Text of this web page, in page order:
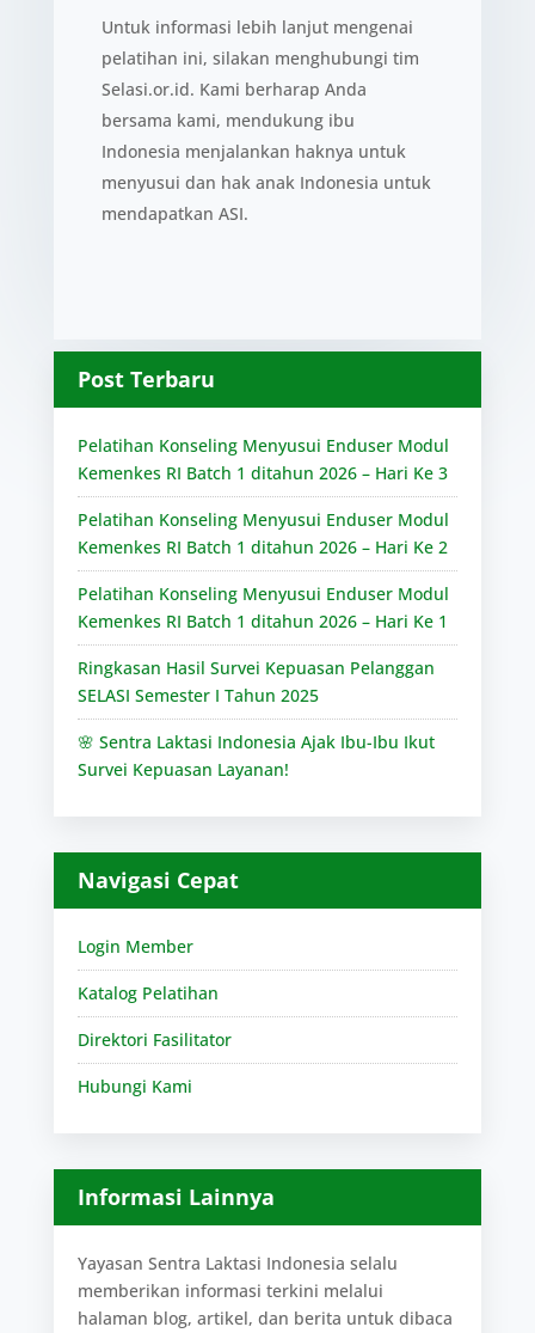
Untuk informasi lebih lanjut mengenai
pelatihan ini, silakan menghubungi tim
Selasi.or.id. Kami berharap Anda
bersama kami, mendukung ibu
Indonesia menjalankan haknya untuk
menyusui dan hak anak Indonesia untuk
mendapatkan ASI.
Post Terbaru
Pelatihan Konseling Menyusui Enduser Modul
Kemenkes RI Batch 1 ditahun 2026 – Hari Ke 3
Pelatihan Konseling Menyusui Enduser Modul
Kemenkes RI Batch 1 ditahun 2026 – Hari Ke 2
Pelatihan Konseling Menyusui Enduser Modul
Kemenkes RI Batch 1 ditahun 2026 – Hari Ke 1
Ringkasan Hasil Survei Kepuasan Pelanggan
SELASI Semester I Tahun 2025
🌸 Sentra Laktasi Indonesia Ajak Ibu-Ibu Ikut
Survei Kepuasan Layanan!
Navigasi Cepat
Login Member
Katalog Pelatihan
Direktori Fasilitator
Hubungi Kami
Informasi Lainnya
Yayasan Sentra Laktasi Indonesia selalu
memberikan informasi terkini melalui
halaman blog, artikel, dan berita untuk dibaca